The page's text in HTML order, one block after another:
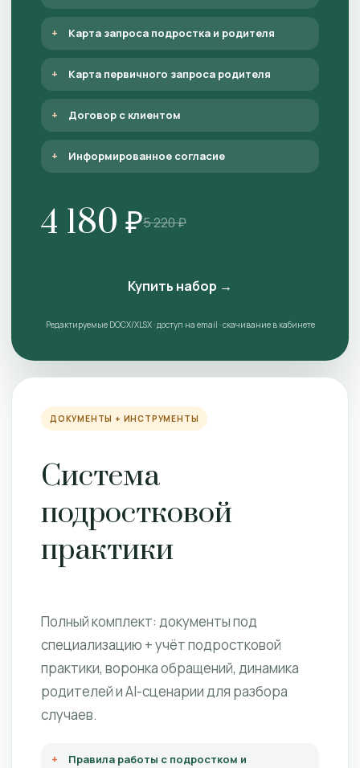
Карта запроса подростка и родителя
Карта первичного запроса родителя
Договор с клиентом
Информированное согласие
4 180 ₽5 220 ₽
Купить набор →
Редактируемые DOCX/XLSX · доступ на email · скачивание в кабинете
ДОКУМЕНТЫ + ИНСТРУМЕНТЫ
Система
подростковой
практики
Полный комплект: документы под
специализацию + учёт подростковой
практики, воронка обращений, динамика
родителей и AI-сценарии для разбора
случаев.
Правила работы с подростком и